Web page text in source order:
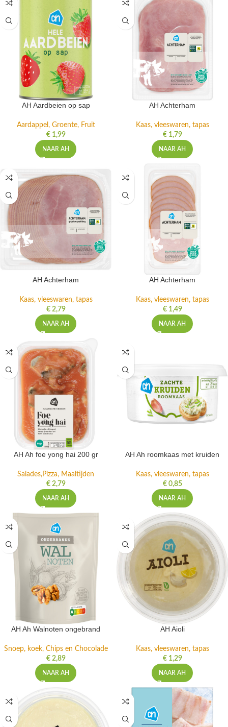
AH Aardbeien op sap
Aardappel, Groente, Fruit
€1,99
NAAR AH
AH Achterham
Kaas, vleeswaren, tapas
€1,79
NAAR AH
AH Achterham
Kaas, vleeswaren, tapas
€2,79
NAAR AH
AH Achterham
Kaas, vleeswaren, tapas
€1,49
NAAR AH
AH Ah foe yong hai 200 gr
Salades,Pizza, Maaltijden
€2,79
NAAR AH
AH Ah roomkaas met kruiden
Kaas, vleeswaren, tapas
€0,85
NAAR AH
AH Ah Walnoten ongebrand
Snoep, koek, Chips en Chocolade
€2,89
NAAR AH
AH Aioli
Kaas, vleeswaren, tapas
€1,29
NAAR AH